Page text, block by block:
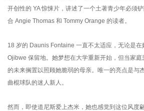
开创性的 YA 惊悚片，讲述了一个土著青少年必须
合 Angie Thomas 和 Tommy Orange 的读者。
18 岁的 Daunis Fontaine 一直不太适应，无论是在
Ojibwe 保留地。她梦想在大学重新开始，但当家
的未来搁置以照顾她脆弱的母亲。唯一的亮点是与
曲棍球队的迷人新人。
然而，即使道尼斯爱上杰米，她也感觉到这位风度